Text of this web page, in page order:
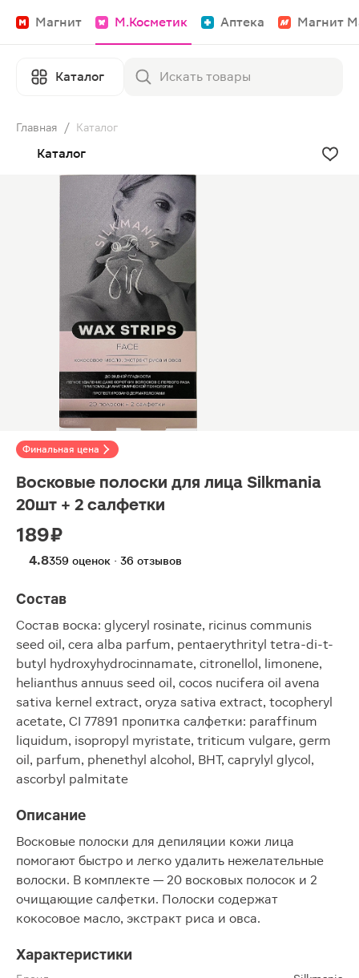
Магнит М.Косметик Аптека Магнит
Каталог
Главная / Каталог
Каталог
Финальная цена
Восковые полоски для лица Silkmania
20шт + 2 салфетки
189 ₽
4.8359 оценок · 36 отзывов
Состав
Состав воска: glyceryl rosinate, ricinus communis
seed oil, cera alba parfum, pentaerythrityl tetra-di-t-
butyl hydroxyhydrocinnamate, citronellol, limonene,
helianthus annuus seed oil, cocos nucifera oil avena
sativa kernel extract, oryza sativa extract, tocopheryl
acetate, CI 77891 пропитка салфетки: paraffinum
liquidum, isopropyl myristate, triticum vulgare, germ
oil, parfum, phenethyl alcohol, BHT, caprylyl glycol,
ascorbyl palmitate
Описание
Восковые полоски для депиляции кожи лица
помогают быстро и легко удалить нежелательные
волоски. В комплекте — 20 восковых полосок и 2
очищающие салфетки. Полоски содержат
кокосовое масло, экстракт риса и овса.
Характеристики